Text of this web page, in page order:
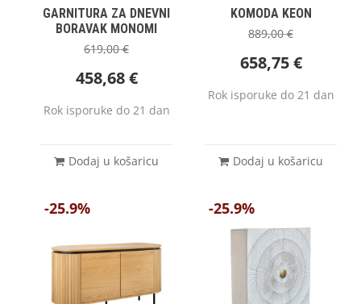
GARNITURA ZA DNEVNI
BORAVAK MONOMI
619,00€
458,68€
Rok isporuke do 21 dan
Dodaj u košaricu
KOMODA KEON
889,00€
658,75€
Rok isporuke do 21 dan
Dodaj u košaricu
-25.9% -25.9%